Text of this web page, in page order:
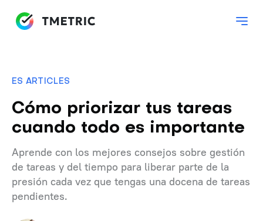
ES ARTICLES
Cómo priorizar tus tareas
cuando todo es importante
Aprende con los mejores consejos sobre gestión
de tareas y del tiempo para liberar parte de la
presión cada vez que tengas una docena de tareas
pendientes.